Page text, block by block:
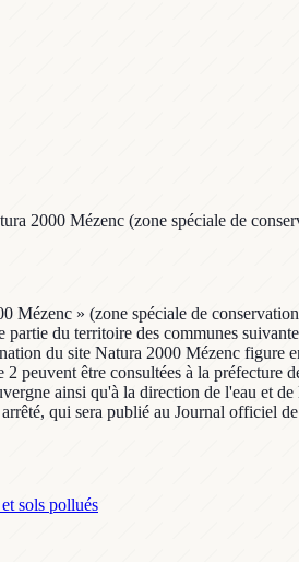
2000 Mézenc (zone spéciale de
Mézenc » (zone spéciale de
partie du territoire des communes
du site Natura 2000 Mézenc
2 peuvent être consultées à la
ainsi qu'à la direction de l'eau et
qui sera publié au Journal officiel
sols pollués